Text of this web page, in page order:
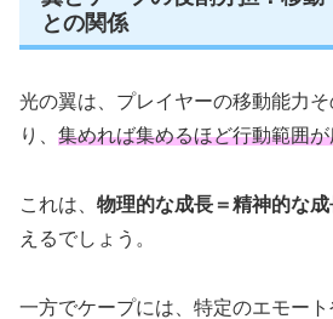
との関係
光の翼は、プレイヤーの移動能力
り、 集めれば集めるほど行動範囲
これは、 物理的な成長＝精神的な成
えるでしょう。
一方でケープには、特定のエモー